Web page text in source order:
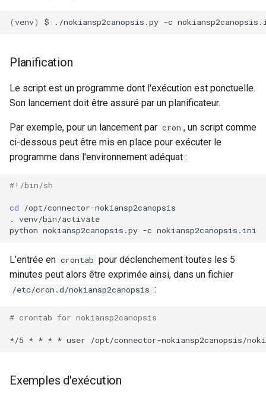
(venv) $ ./nokiansp2canopsis.py -c
Planification
Le script est un programme dont l'exécution est ponctuelle.
Son lancement doit être assuré par un planificateur.
Par exemple, pour un lancement par cron , un script comme
ci-dessous peut être mis en place pour exécuter le
programme dans l'environnement adéquat :
#!/bin/sh
cd
/opt/connector-nokiansp2canopsis
.
venv/bin/activate
python nokiansp2canopsis.py -c
L'entrée en crontab pour déclenchement toutes les 5
minutes peut alors être exprimée ainsi, dans un fichier
/etc/cron.d/nokiansp2canopsis :
# crontab for nokiansp2canopsis
*/5 * * * * user
Exemples d'exécution